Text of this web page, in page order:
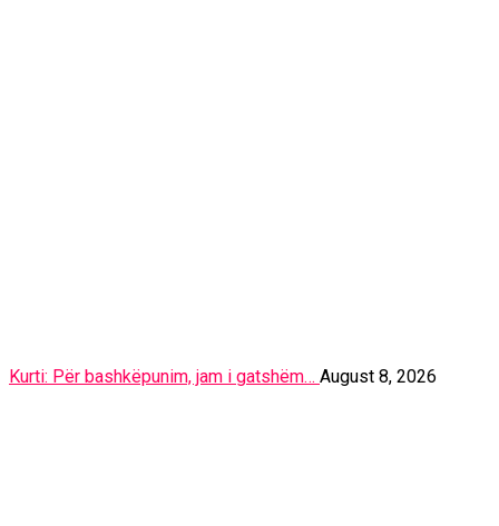
Kurti: Për bashkëpunim, jam i gatshëm… August 8, 2026